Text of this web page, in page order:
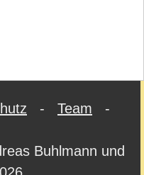
- Team -
Buhlmann und